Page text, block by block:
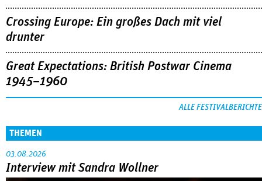
Crossing Europe: Ein großes Dach mit viel
drunter
Great Expectations: British Postwar Cinema
1945–1960
ALLE FESTIVALBERICHTE
THEMEN
03.08.2026
Interview mit Sandra Wollner